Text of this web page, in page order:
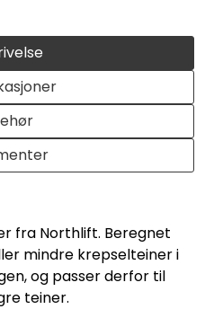
fra Northlift. Beregnet
mindre krepselteiner i
og passer derfor til
teiner.